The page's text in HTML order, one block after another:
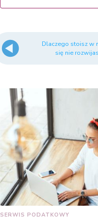
Dlaczego stoisz w
się nie
SERWIS PODATKOWY